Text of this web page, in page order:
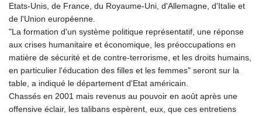
HUF 363.096405
ILS 3.468234
IMP 0.8566
INR 110.076256
IQD 1509.981237
IRR
1590322.371805
ISK 142.598215
Etats-Unis, de France, du Royaume-Uni, d'Allemagne, d'Italie et
de l'Union européenne.
"La formation d'un système politique représentatif, une réponse
aux crises humanitaire et économique, les préoccupations en
matière de sécurité et de contre-terrorisme, et les droits humains,
en particulier l'éducation des filles et les femmes" seront sur la
table, a indiqué le département d'Etat américain.
Chassés en 2001 mais revenus au pouvoir en août après une
offensive éclair, les talibans espèrent, eux, que ces entretiens